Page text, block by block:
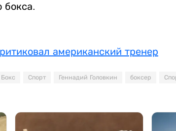
бокса.
американский тренер
Бокс Спорт Геннадий Головкин боксер